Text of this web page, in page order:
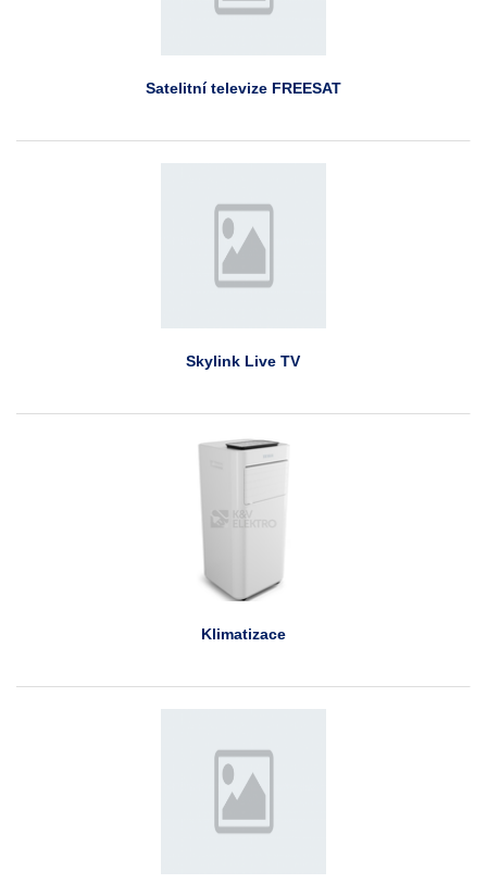
Satelitní televize FREESAT
Skylink Live TV
Klimatizace